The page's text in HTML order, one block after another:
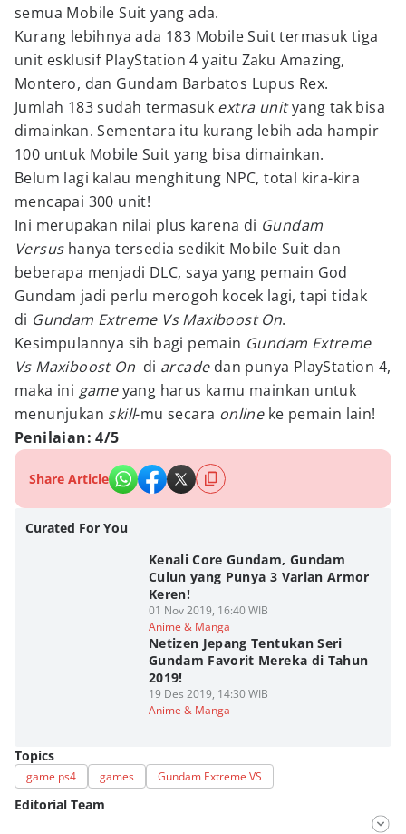
semua Mobile Suit yang ada.
Kurang lebihnya ada 183 Mobile Suit termasuk tiga
unit esklusif PlayStation 4 yaitu Zaku Amazing,
Montero, dan Gundam Barbatos Lupus Rex.
Jumlah 183 sudah termasuk extra unityang tak bisa
dimainkan. Sementara itu kurang lebih ada hampir
100 untuk Mobile Suit yang bisa dimainkan.
Belum lagi kalau menghitung NPC, total kira-kira
mencapai 300 unit!
Ini merupakan nilai plus karena di Gundam
Versus hanya tersedia sedikit Mobile Suit dan
beberapa menjadi DLC, saya yang pemain God
Gundam jadi perlu merogoh kocek lagi, tapi tidak
di Gundam Extreme Vs Maxiboost On.
Kesimpulannya sih bagi pemain Gundam Extreme
Vs Maxiboost On di arcade dan punya PlayStation 4,
maka ini gameyang harus kamu mainkan untuk
menunjukan skill-mu secara online ke pemain lain!
Penilaian: 4/5
Share Article
Curated For You
Kenali Core Gundam, Gundam
Culun yang Punya 3 Varian Armor
Keren!
01 Nov 2019, 16:40 WIB
Anime & Manga
Netizen Jepang Tentukan Seri
Gundam Favorit Mereka di Tahun
2019!
19 Des 2019, 14:30 WIB
Anime & Manga
Topics
game ps4 games Gundam Extreme VS
Editorial Team